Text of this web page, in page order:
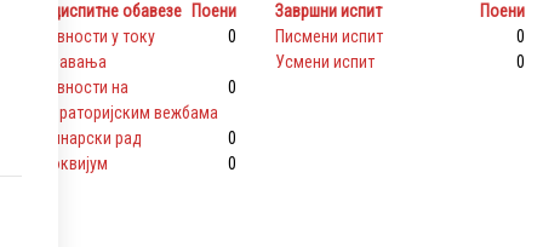
Предиспитне обавезе
Поени
активности у току
предавања
0
активности на
лабораторијским вежбама
0
семинарски рад
0
колоквијум
0
Завршни испит
Поени
Писмени испит
0
Усмени испит
0